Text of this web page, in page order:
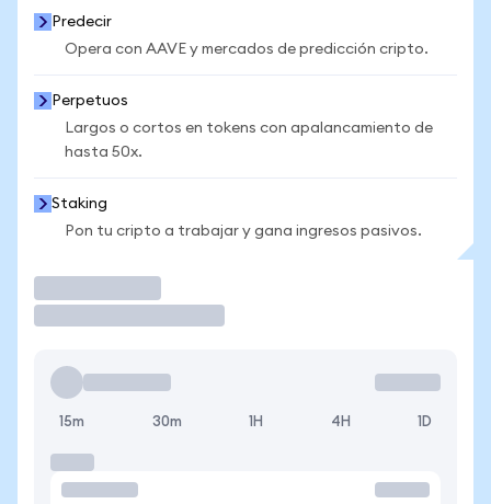
Predecir
Opera con AAVE y mercados de predicción cripto.
Perpetuos
Largos o cortos en tokens con apalancamiento de
hasta 50x.
Staking
Pon tu cripto a trabajar y gana ingresos pasivos.
15m 30m 1H 4H 1D